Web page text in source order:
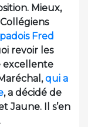
Mieux,
Fred
revoir les
excellente
qui a
, a décidé de
Jaune. Il s’en